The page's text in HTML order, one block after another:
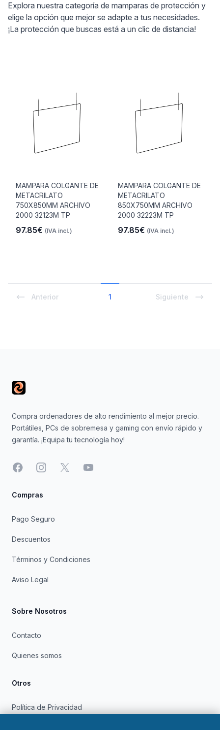
Explora nuestra categoría de mamparas de protección y
elige la opción que mejor se adapte a tus necesidades.
¡La protección que buscas está a un clic de distancia!
MAMPARA COLGANTE DE
METACRILATO
750X850MM ARCHIVO
2000 32123M TP
97.85€ (IVA incl.)
MAMPARA COLGANTE DE
METACRILATO
850X750MM ARCHIVO
2000 32223M TP
97.85€ (IVA incl.)
Anterior 1 Siguiente
Compra ordenadores de alto rendimiento al mejor precio.
Portátiles, PCs de sobremesa y gaming con envío rápido y
garantía. ¡Equipa tu tecnología hoy!
FacebookInstagram
X YouTube
Compras
Pago Seguro
Descuentos
Términos y Condiciones
Aviso Legal
Sobre Nosotros
Contacto
Quienes somos
Otros
Política de Privacidad